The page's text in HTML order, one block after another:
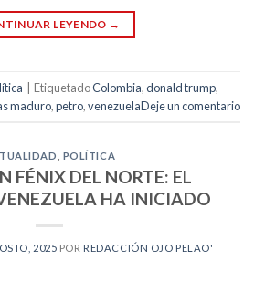
LEYENDO →
| EtiquetadoColombia,donald trump,
maduro,petro,venezuelaDeje un comentario
POLÍTICA
FÉNIX DEL NORTE: EL
HA INICIADO
2025 POR REDACCIÓN OJO PELAO'